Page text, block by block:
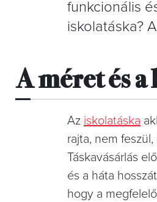
funkcionális
iskolatáska?
A méret és
Az iskolatáska
rajta, nem
Táskavásárlás
és a háta
hogy a